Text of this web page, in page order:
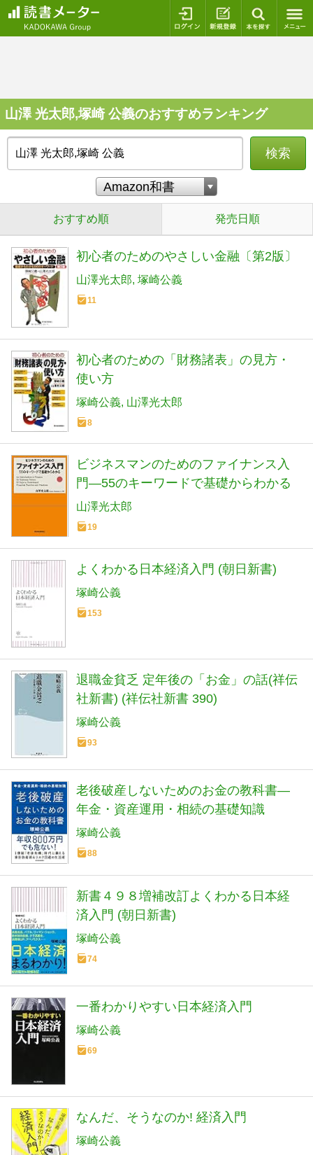
ログイン 新規登録
山澤 光太郎,塚崎 公義のおすすめランキング
検索
おすすめ順 発売日順
初心者のためのやさしい金融〔第2版〕
山澤光太郎 塚崎公義
11
初心者のための「財務諸表」の見方・
使い方
塚崎公義 山澤光太郎
8
ビジネスマンのためのファイナンス入
門―55のキーワードで基礎からわかる
山澤光太郎
19
よくわかる日本経済入門 (朝日新書)
塚崎公義
153
退職金貧乏 定年後の「お金」の話(祥伝
社新書) (祥伝社新書 390)
塚崎公義
93
老後破産しないためのお金の教科書―
年金・資産運用・相続の基礎知識
塚崎公義
88
新書４９８増補改訂よくわかる日本経
済入門 (朝日新書)
塚崎公義
74
一番わかりやすい日本経済入門
塚崎公義
69
なんだ、そうなのか! 経済入門
塚崎公義